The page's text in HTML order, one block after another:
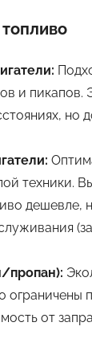
и
но
техники.
дешевле,
пропан):
ограничены
от